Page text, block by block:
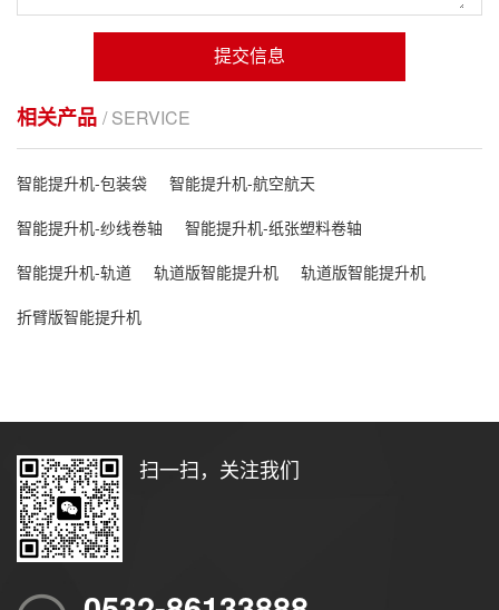
提交信息
相关产品 / SERVICE
智能提升机-包装袋
智能提升机-航空航天
智能提升机-纱线卷轴
智能提升机-纸张塑料卷轴
智能提升机-轨道
轨道版智能提升机
轨道版智能提升机
折臂版智能提升机
扫一扫，关注我们